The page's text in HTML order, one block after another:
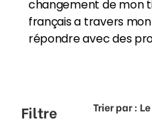
changement de mon
français a travers
répondre avec des
Filtre Trier par :